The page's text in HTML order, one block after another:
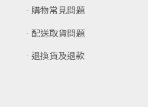
購物常見問題
配送取貨問題
退換貨及退款